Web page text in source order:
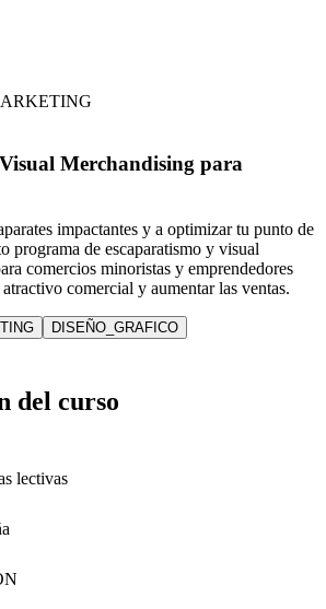
Merchandising para
impactantes y a optimizar tu punto de
programa de escaparatismo y visual
comercios minoristas y emprendedores
comercial y aumentar las ventas.
DISEÑO_GRAFICO
del curso
lectivas